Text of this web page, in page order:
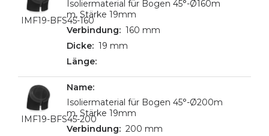
IMF19-BFS45-160
Isoliermaterial für Bogen 45°-Ø160m
m, Stärke 19mm
160 mm
19 mm
IMF19-BFS45-200
Isoliermaterial für Bogen 45°-Ø200m
m, Stärke 19mm
200 mm